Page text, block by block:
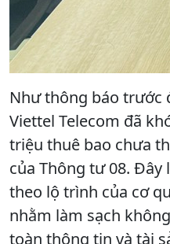
Như thông báo trước
Viettel Telecom đã
triệu thuê bao chưa
của Thông tư 08. Đây
theo lộ trình của cơ
nhằm làm sạch
toàn thông tin và tài